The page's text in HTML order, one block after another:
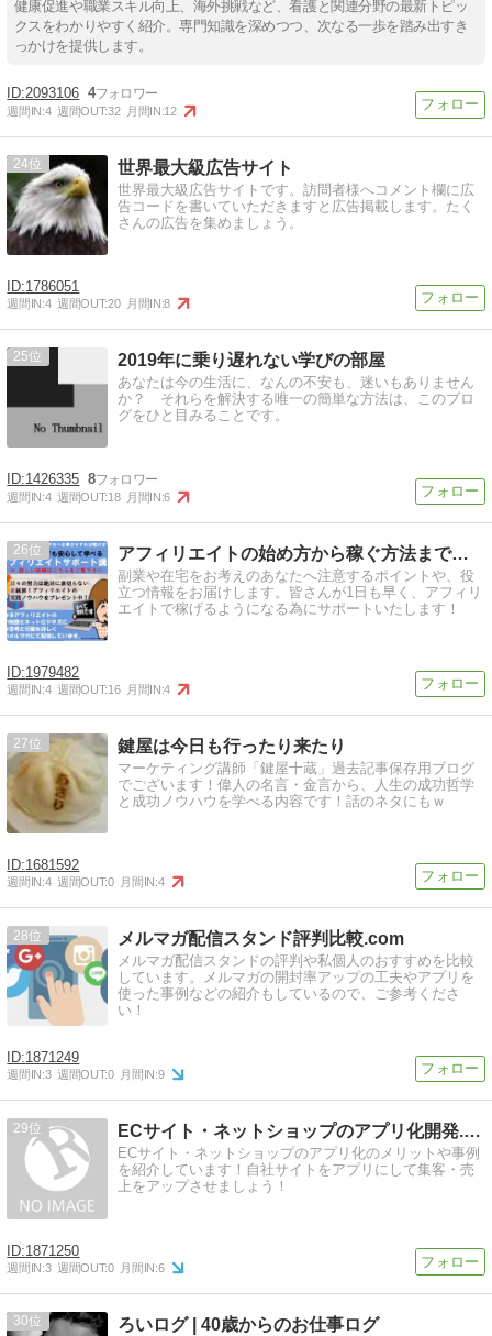
健康促進や職業スキル向上、海外挑戦など、看護と関連分野の最新トピッ
クスをわかりやすく紹介。専門知識を深めつつ、次なる一歩を踏み出すき
っかけを提供します。
2093106 4
週間IN:4 週間OUT:32 月間IN:12
24 世界最大級広告サイト
世界最大級広告サイトです。訪問者様へコメント欄に広
告コードを書いていただきますと広告掲載します。たく
さんの広告を集めましょう。
1786051
週間IN:4 週間OUT:20 月間IN:8
25 2019年に乗り遅れない学びの部屋
あなたは今の生活に、なんの不安も、迷いもありません
か？ それらを解決する唯一の簡単な方法は、このブロ
グをひと目みることです。
1426335 8
週間IN:4 週間OUT:18 月間IN:6
26 アフィリエイトの始め方から稼ぐ方法までを完全解説
副業や在宅をお考えのあなたへ注意するポイントや、役
立つ情報をお届けします。皆さんが1日も早く、アフィリ
エイトで稼げるようになる為にサポートいたします！
1979482
週間IN:4 週間OUT:16 月間IN:4
27 鍵屋は今日も行ったり来たり
マーケティング講師「鍵屋十蔵」過去記事保存用ブログ
でございます！偉人の名言・金言から、人生の成功哲学
と成功ノウハウを学べる内容です！話のネタにもｗ
1681592
週間IN:4 週間OUT:0 月間IN:4
28 メルマガ配信スタンド評判比較.com
メルマガ配信スタンドの評判や私個人のおすすめを比較
しています。メルマガの開封率アップの工夫やアプリを
使った事例などの紹介もしているので、ご参考くださ
い！
1871249
週間IN:3 週間OUT:0 月間IN:9
29 ECサイト・ネットショップのアプリ化開発.com
ECサイト・ネットショップのアプリ化のメリットや事例
を紹介しています！自社サイトをアプリにして集客・売
上をアップさせましょう！
1871250
週間IN:3 週間OUT:0 月間IN:6
30 ろいログ | 40歳からのお仕事ログ